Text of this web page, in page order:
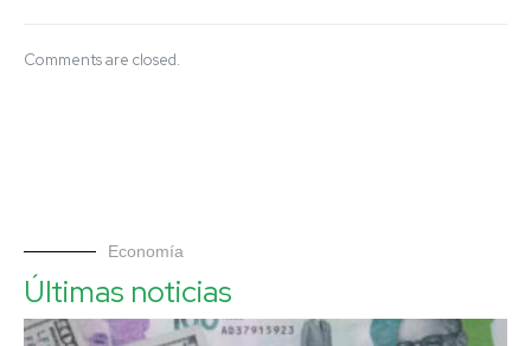
Comments are closed.
Economía
Últimas noticias